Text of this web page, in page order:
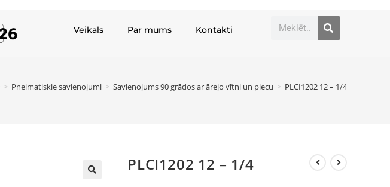
Veikals Par mums Kontakti
> Pneimatiskie savienojumi > Savienojums 90 grādos ar ārejo vītni un plecu > PLCI1202 12 – 1/4
PLCI1202 12 – 1/4